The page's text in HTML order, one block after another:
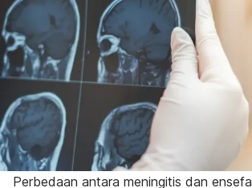
Perbedaan antara meningitis dan